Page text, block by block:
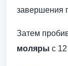
завершения
Затем
моляры с